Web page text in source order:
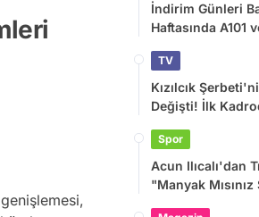
İndirim Günleri
Haftasında A101
TV
Kızılcık
Değişti! İlk
Spor
Acun Ilıcalı'dan
"Manyak